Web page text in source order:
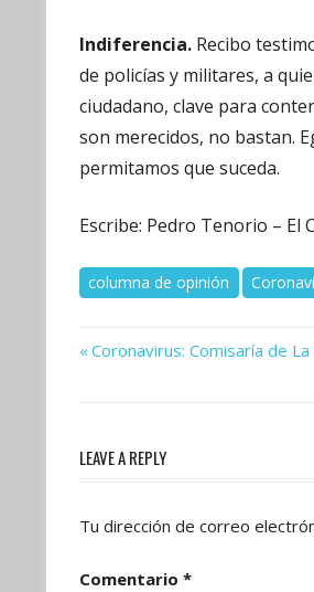
Indiferencia. Recibo
de policías y militares, a
ciudadano, clave para
son merecidos, no bastan.
permitamos que suceda.
Escribe: Pedro Tenorio – El
columna de opinión
Navegación
Previous
Coronavirus: Comisaría de
LEAVE A REPLY
Tu dirección de correo
Comentario *